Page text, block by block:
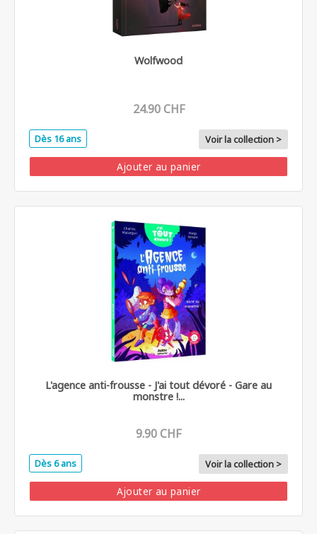
Wolfwood
24.90 CHF
Dès 16 ans Voir la collection >
Ajouter au panier
L'agence anti-frousse - J'ai tout dévoré - Gare au
monstre !...
9.90 CHF
Dès 6 ans Voir la collection >
Ajouter au panier